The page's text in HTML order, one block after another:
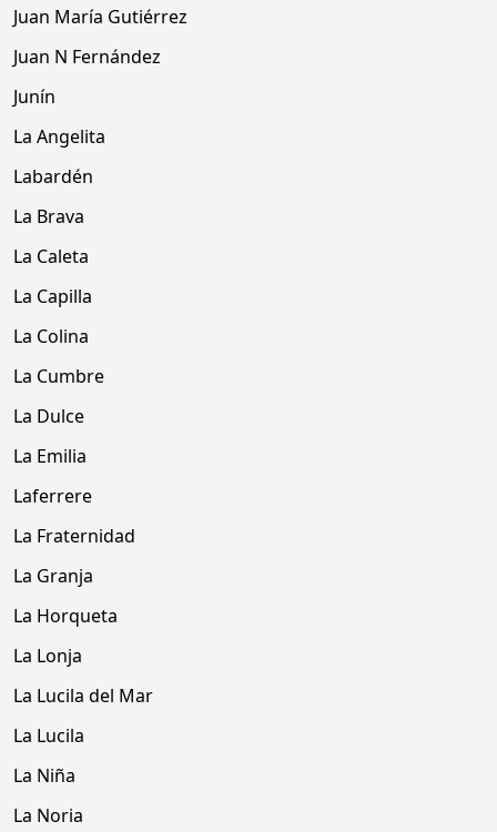
Juan María Gutiérrez
Juan N Fernández
Junín
La Angelita
Labardén
La Brava
La Caleta
La Capilla
La Colina
La Cumbre
La Dulce
La Emilia
Laferrere
La Fraternidad
La Granja
La Horqueta
La Lonja
La Lucila del Mar
La Lucila
La Niña
La Noria